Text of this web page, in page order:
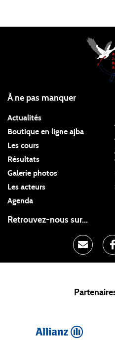
À ne pas manquer
Actualités
Boutique en ligne ajba
Les cours
Résultats
Galerie photos
Les acteurs
Agenda
Retrouvez-nous sur...